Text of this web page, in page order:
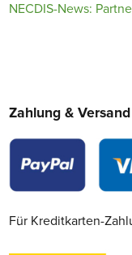
NECDIS-News:
Zahlung & Versand
Für Kreditkarten-